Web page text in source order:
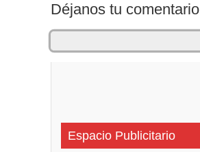
Déjanos tu comentario
Espacio Publicitario